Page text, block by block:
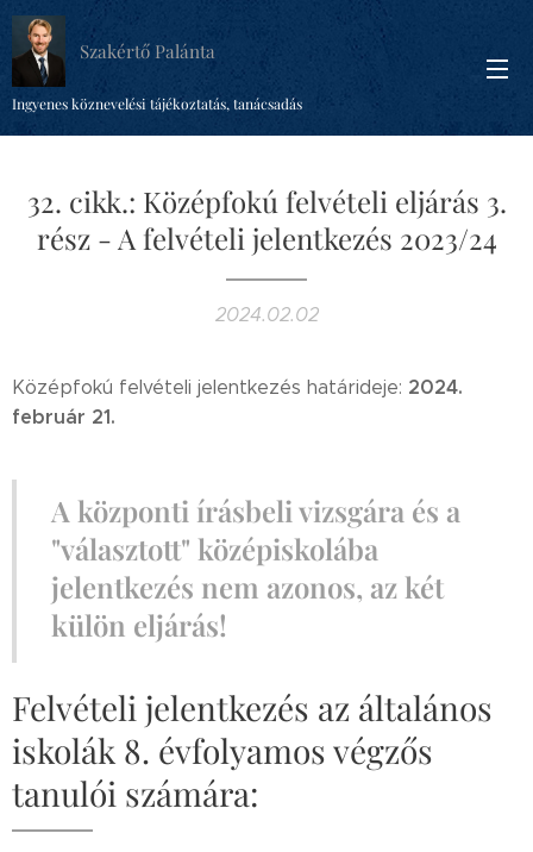
Szakértő Palánta
Ingyenes köznevelési tájékoztatás, tanácsadás
32. cikk.: Középfokú felvételi eljárás 3.
rész - A felvételi jelentkezés 2023/24
2024.02.02
Középfokú felvételi jelentkezés határideje: 2024.
február 21.
A központi írásbeli vizsgára és a
"választott" középiskolába
jelentkezés nem azonos, az két
külön eljárás!
Felvételi jelentkezés az általános
iskolák 8. évfolyamos végzős
tanulói számára: